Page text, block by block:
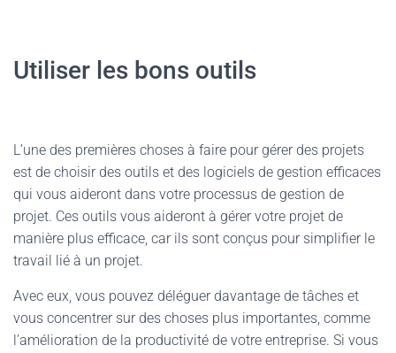
Utiliser les bons outils
L’une des premières choses à faire pour gérer des projets
est de choisir des outils et des logiciels de gestion efficaces
qui vous aideront dans votre processus de gestion de
projet. Ces outils vous aideront à gérer votre projet de
manière plus efficace, car ils sont conçus pour simplifier le
travail lié à un projet.
Avec eux, vous pouvez déléguer davantage de tâches et
vous concentrer sur des choses plus importantes, comme
l’amélioration de la productivité de votre entreprise. Si vous